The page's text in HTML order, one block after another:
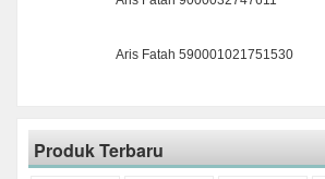
Aris Fatah 590001021751530
Produk Terbaru